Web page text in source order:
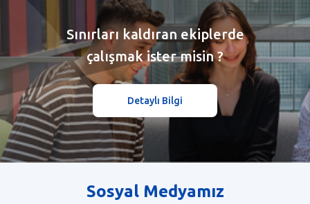
Sınırları kaldıran ekiplerde
çalışmak ister misin ?
Detaylı Bilgi
Sosyal Medyamız